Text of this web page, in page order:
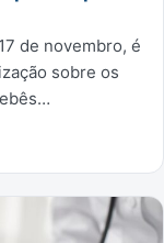
de novembro, é
sobre os